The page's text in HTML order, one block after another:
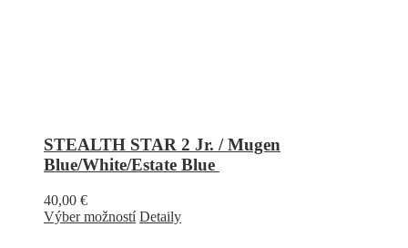
STEALTH STAR 2 Jr. / Mugen
Blue/White/Estate Blue
40,00 €
Výber možností Detaily